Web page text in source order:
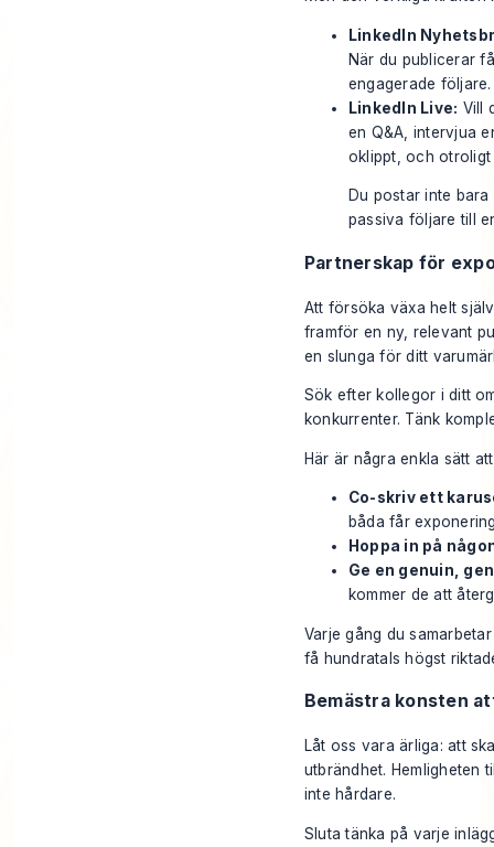
LinkedIn
När du publicerar
engagerade följare.
LinkedIn Live: Vill
en Q&A, intervjua
oklippt, och
Du postar inte
passiva följare till
Partnerskap för
Att försöka växa helt
framför en ny, relevant
en slunga för ditt
Sök efter kollegor i ditt
konkurrenter. Tänk
Här är några enkla sätt
Co-skriv ett
båda får
Hoppa in på
Ge en genuin,
kommer de att
Varje gång du
få hundratals högst
Bemästra konsten
Låt oss vara ärliga: att
utbrändhet. Hemligheten
inte hårdare.
Sluta tänka på varje